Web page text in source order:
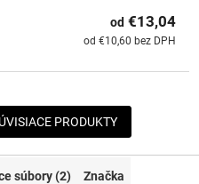
od €10,60 bez DPH
od €13,04
PRODUKTY
súbory (2) Značka